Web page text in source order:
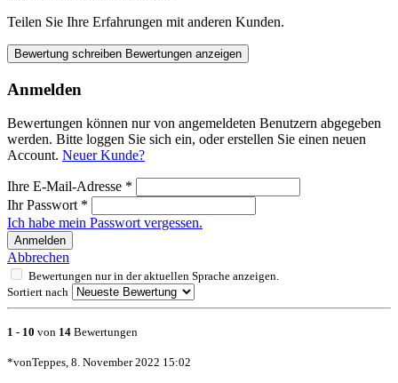
Teilen Sie Ihre Erfahrungen mit anderen Kunden.
Bewertung schreiben Bewertungen anzeigen
Anmelden
Bewertungen können nur von angemeldeten Benutzern abgegeben
werden. Bitte loggen Sie sich ein, oder erstellen Sie einen neuen
Account. Neuer Kunde?
Ihre E-Mail-Adresse *
Ihr Passwort *
Ich habe mein Passwort vergessen.
Anmelden
Abbrechen
Bewertungen nur in der aktuellen Sprache anzeigen.
Sortiert nach
1 - 10 von 14 Bewertungen
*vonTeppes, 8. November 2022 15:02